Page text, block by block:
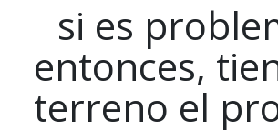
si es
entonces,
terreno el